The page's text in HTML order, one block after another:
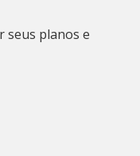
seus planos e